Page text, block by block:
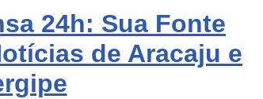
24h: Sua Fonte
de Aracaju e